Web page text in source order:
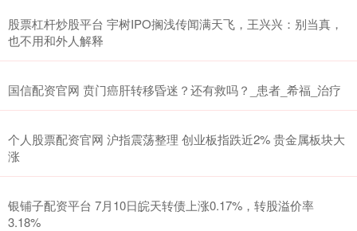
股票杠杆炒股平台 宇树IPO搁浅传闻满天飞，王兴兴：别当真，
也不用和外人解释
国信配资官网 贲门癌肝转移昏迷？还有救吗？_患者_希福_治疗
个人股票配资官网 沪指震荡整理 创业板指跌近2% 贵金属板块大
涨
银铺子配资平台 7月10日皖天转债上涨0.17%，转股溢价率
3.18%